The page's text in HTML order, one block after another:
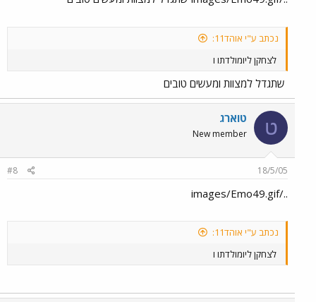
נכתב ע"י אוהד11:
לצחקן ליומולדתו ו
שתגדל למצוות ומעשים טובים
ט טוארג
New member
18/5/05
#8
../images/Emo49.gif
נכתב ע"י אוהד11:
לצחקן ליומולדתו ו